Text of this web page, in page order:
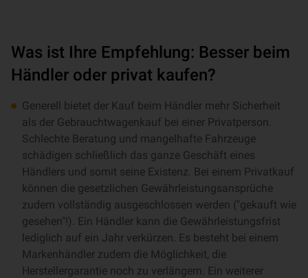
Was ist Ihre Empfehlung: Besser beim
Händler oder privat kaufen?
Generell bietet der Kauf beim Händler mehr Sicherheit
als der Gebrauchtwagenkauf bei einer Privatperson.
Schlechte Beratung und mangelhafte Fahrzeuge
schädigen schließlich das ganze Geschäft eines
Händlers und somit seine Existenz. Bei einem Privatkauf
können die gesetzlichen Gewährleistungsansprüche
zudem vollständig ausgeschlossen werden ("gekauft wie
gesehen"!). Ein Händler kann die Gewährleistungsfrist
lediglich auf ein Jahr verkürzen. Es besteht bei einem
Markenhändler zudem die Möglichkeit, die
Herstellergarantie noch zu verlängern. Ein weiterer